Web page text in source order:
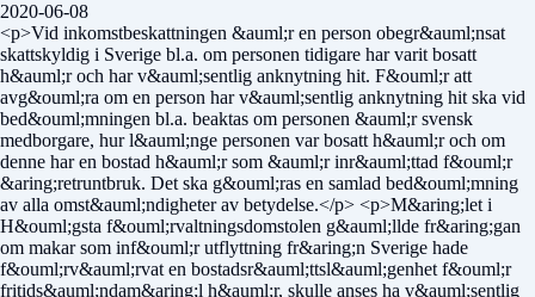
2020-06-08
<p>Vid inkomstbeskattningen &auml;r en person obegr&auml;nsat
skattskyldig i Sverige bl.a. om personen tidigare har varit bosatt
h&auml;r och har v&auml;sentlig anknytning hit. F&ouml;r att
avg&ouml;ra om en person har v&auml;sentlig anknytning hit ska vid
bed&ouml;mningen bl.a. beaktas om personen &auml;r svensk
medborgare, hur l&auml;nge personen var bosatt h&auml;r och om
denne har en bostad h&auml;r som &auml;r inr&auml;ttad f&ouml;r
&aring;retruntbruk. Det ska g&ouml;ras en samlad bed&ouml;mning
av alla omst&auml;ndigheter av betydelse.</p> <p>M&aring;let i
H&ouml;gsta f&ouml;rvaltningsdomstolen g&auml;llde fr&aring;gan
om makar som inf&ouml;r utflyttning fr&aring;n Sverige hade
f&ouml;rv&auml;rvat en bostadsr&auml;ttsl&auml;genhet f&ouml;r
fritids&auml;ndam&aring;l h&auml;r, skulle anses ha v&auml;sentlig